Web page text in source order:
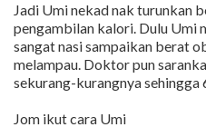
Jadi Umi nekad nak turunkan
pengambilan kalori. Dulu Umi
sangat nasi sampaikan berat
melampau. Doktor pun
sekurang-kurangnya
Jom ikut cara Umi